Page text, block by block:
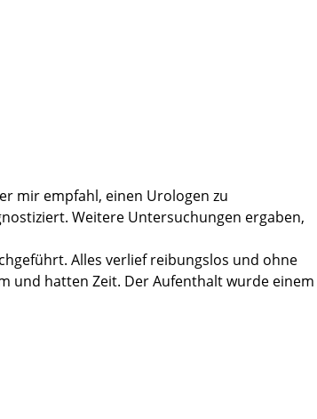
Klinik empfehlen. Dort sind absolute
in die Martini-Klinik finden.
mir empfahl, einen Urologen zu
Weitere Untersuchungen ergaben,
Alles verlief reibungslos und ohne
und hatten Zeit. Der Aufenthalt wurde einem
besseres und ich bin froh, dort operiert